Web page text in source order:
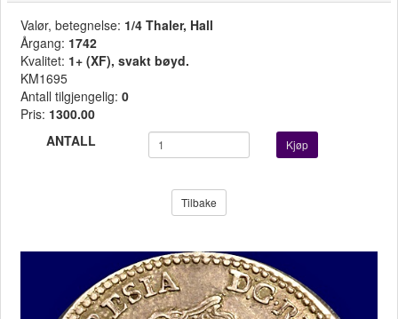
Valør, betegnelse: 1/4 Thaler, Hall
Årgang: 1742
Kvalitet: 1+ (XF), svakt bøyd.
KM1695
Antall tilgjengelig: 0
Pris: 1300.00
ANTALL
Kjøp
Tilbake